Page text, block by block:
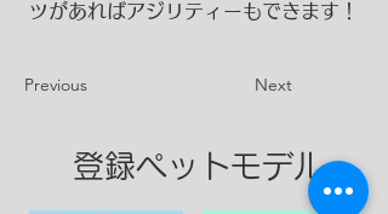
ツがあればアジリティーもできます！
Previous Next
登録ペットモデル